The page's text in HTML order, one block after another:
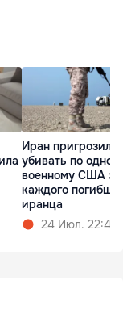
Иран пригрозил
убивать по
военному США за
каждого
иранца
24 Июл. 22:48